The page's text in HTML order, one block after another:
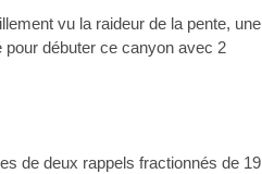
vu la raideur de la pente, une
pour débuter ce canyon avec 2
de deux rappels fractionnés de 19